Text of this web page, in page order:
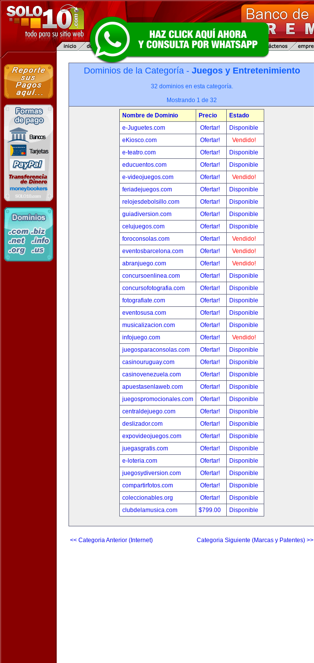
Dominios de la Categoría - Juegos y Entretenimiento
32 dominios en esta categoría.
Mostrando 1 de 32
Nombre de Dominio Precio
Estado
e-Juguetes.com
Ofertar!
Disponible
eKiosco.com
Ofertar!
Vendido!
e-teatro.com
Ofertar!
Disponible
educuentos.com
Ofertar!
Disponible
e-videojuegos.com
Ofertar!
Vendido!
feriadejuegos.com
Ofertar!
Disponible
relojesdebolsillo.com
Ofertar!
Disponible
guiadiversion.com
Ofertar!
Disponible
celujuegos.com
Ofertar!
Disponible
foroconsolas.com
Ofertar!
Vendido!
eventosbarcelona.com
Ofertar!
Vendido!
abranjuego.com
Ofertar!
Vendido!
concursoenlinea.com
Ofertar!
Disponible
concursofotografia.com
Ofertar!
Disponible
fotografiate.com
Ofertar!
Disponible
eventosusa.com
Ofertar!
Disponible
musicalizacion.com
Ofertar!
Disponible
infojuego.com
Ofertar!
Vendido!
juegosparaconsolas.com
Ofertar!
Disponible
casinouruguay.com
Ofertar!
Disponible
casinovenezuela.com
Ofertar!
Disponible
apuestasenlaweb.com
Ofertar!
Disponible
juegospromocionales.com
Ofertar!
Disponible
centraldejuego.com
Ofertar!
Disponible
deslizador.com
Ofertar!
Disponible
expovideojuegos.com
Ofertar!
Disponible
juegasgratis.com
Ofertar!
Disponible
e-loteria.com
Ofertar!
Disponible
juegosydiversion.com
Ofertar!
Disponible
compartirfotos.com
Ofertar!
Disponible
coleccionables.org
Ofertar!
Disponible
clubdelamusica.com
$799.00 Disponible
<< Categoria Anterior (Internet) Categoria Siguiente (Marcas y Patentes) >>